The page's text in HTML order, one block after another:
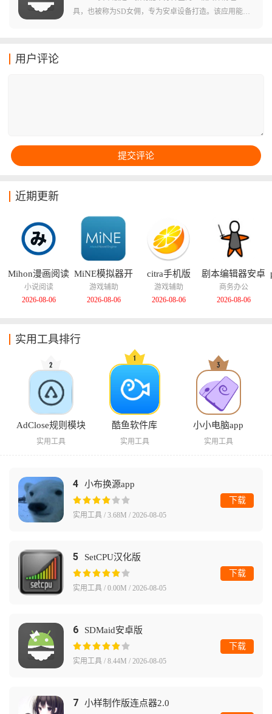
是下载文件，使用小布换源可以有效提高网速，非常适
具，也被称为SD女佣，专为安卓设备打造。该应用能够
用户评论
近期更新
Mihon漫画阅读
器
小说阅读
2026-08-06
MiNE模拟器开
源版
游戏辅助
2026-08-06
citra手机版
游戏辅助
2026-08-06
剧本编辑器安卓
版
商务办公
2026-08-06
实用工具排行
AdClose规则模块
实用工具
酷鱼软件库
实用工具
小小电脑app
实用工具
4 小布换源app
实用工具 / 3.68M / 2026-08-05
下载
5 SetCPU汉化版
实用工具 / 0.00M / 2026-08-05
下载
6 SDMaid安卓版
实用工具 / 8.44M / 2026-08-05
下载
7 小样制作版连点器2.0